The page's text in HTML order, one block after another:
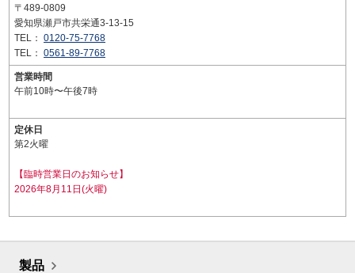
〒489-0809
愛知県瀬戸市共栄通3-13-15
TEL： 0120-75-7768
TEL： 0561-89-7768
営業時間
午前10時〜午後7時
定休日
第2火曜
【臨時営業日のお知らせ】
2026年8月11日(火曜)
製品